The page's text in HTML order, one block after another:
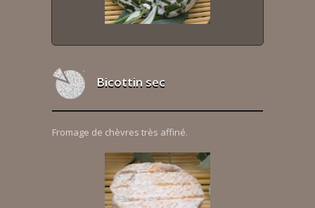
Bicottin sec
Fromage de chèvres très affiné.